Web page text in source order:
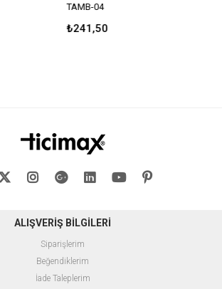
TAMB-04
₺241,50
ALIŞVERİŞ BİLGİLERİ
Siparişlerim
Beğendiklerim
İade Taleplerim